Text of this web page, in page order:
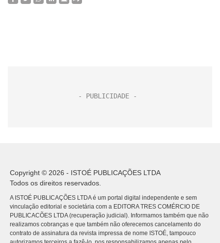
Copyright © 2026 - ISTOÉ PUBLICAÇÕES LTDA
Todos os direitos reservados.
A ISTOÉ PUBLICAÇÕES LTDA é um portal digital independente e sem
vinculação editorial e societária com a EDITORA TRES COMÉRCIO DE
PUBLICACÕES LTDA (recuperação judicial). Informamos também que não
realizamos cobranças e que também não oferecemos cancelamento do
contrato de assinatura da revista impressa de nome ISTOÉ, tampouco